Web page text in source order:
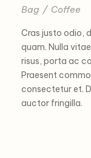
Bag / Coffee
Cras justo odio,
quam. Nulla
risus, porta ac
Praesent
consectetur et.
auctor fringilla.